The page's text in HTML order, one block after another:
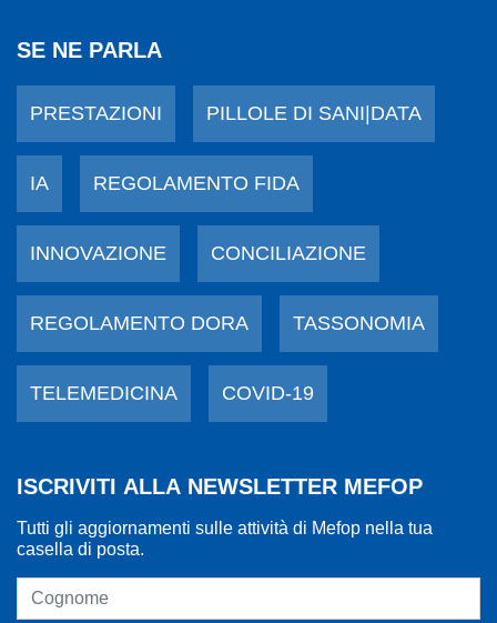
SE NE PARLA
PRESTAZIONI PILLOLE DI SANI|DATA
IA REGOLAMENTO FIDA
INNOVAZIONE CONCILIAZIONE
REGOLAMENTO DORA TASSONOMIA
TELEMEDICINA COVID-19
ISCRIVITI ALLA NEWSLETTER MEFOP
Tutti gli aggiornamenti sulle attività di Mefop nella tua
casella di posta.